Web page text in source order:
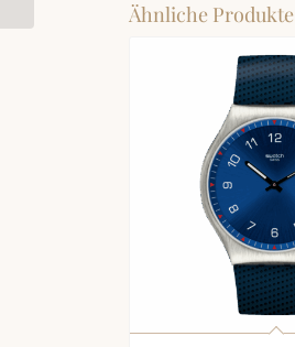
Ähnliche Produkte